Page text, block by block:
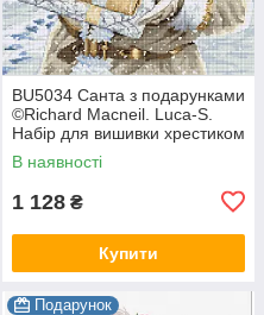
BU5034 Санта з подарунками
©Richard Macneil. Luca-S.
Набір для вишивки хрестиком
В наявності
1 128 ₴
Купити
Подарунок